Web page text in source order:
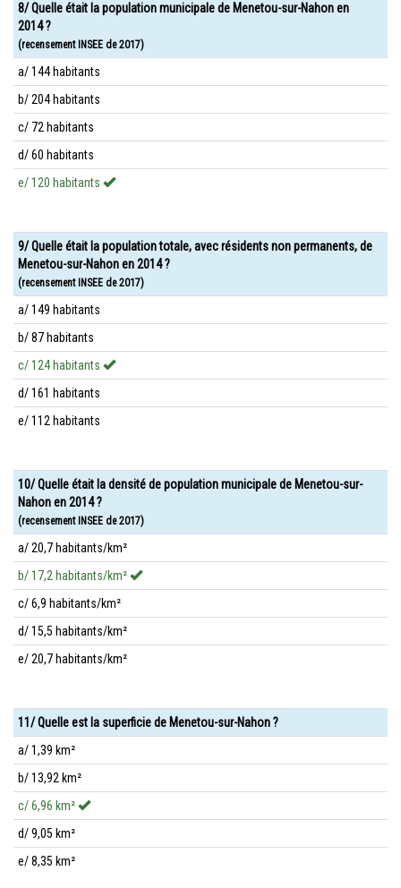
8/ Quelle était la population municipale de Menetou-sur-Nahon en
2014 ?
(recensement INSEE de 2017)
a/ 144 habitants
b/ 204 habitants
c/ 72 habitants
d/ 60 habitants
e/ 120 habitants
9/ Quelle était la population totale, avec résidents non permanents, de
Menetou-sur-Nahon en 2014 ?
(recensement INSEE de 2017)
a/ 149 habitants
b/ 87 habitants
c/ 124 habitants
d/ 161 habitants
e/ 112 habitants
10/ Quelle était la densité de population municipale de Menetou-sur-
Nahon en 2014 ?
(recensement INSEE de 2017)
a/ 20,7 habitants/km²
b/ 17,2 habitants/km²
c/ 6,9 habitants/km²
d/ 15,5 habitants/km²
e/ 20,7 habitants/km²
11/ Quelle est la superficie de Menetou-sur-Nahon ?
a/ 1,39 km²
b/ 13,92 km²
c/ 6,96 km²
d/ 9,05 km²
e/ 8,35 km²